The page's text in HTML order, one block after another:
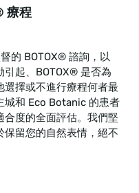
療程
的 BOTOX® 諮詢，以
起、BOTOX® 是否為
選擇或不進行療程何者最
城和 Eco Botanic 的患者
度的全面評估。我們堅
留您的自然表情，絕不